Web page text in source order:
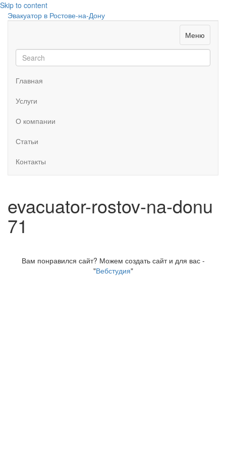
Skip to content
Эвакуатор в Ростове-на-Дону
Меню
Главная
Услуги
О компании
Статьи
Контакты
evacuator-rostov-na-donu
71
Вам понравился сайт? Можем создать сайт и для вас -
"Вебстудия"